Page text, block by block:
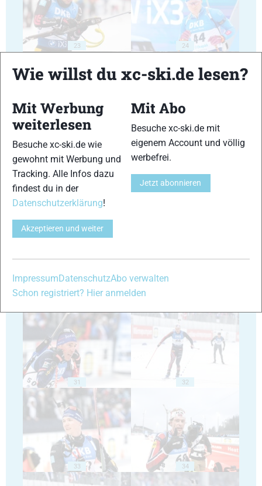
23 24
25 26
29
31 32
33 34
Wie willst du xc-ski.de lesen?
Mit Werbung
weiterlesen
Besuche xc-ski.de wie
gewohnt mit Werbung und
Tracking. Alle Infos dazu
findest du in der
Datenschutzerklärung!
Akzeptieren und weiter
Mit Abo
Besuche xc-ski.de mit
eigenem Account und völlig
werbefrei.
Jetzt abonnieren
ImpressumDatenschutzAbo verwalten
Schon registriert? Hier anmelden